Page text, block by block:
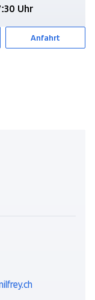
Uhr
Anfahrt